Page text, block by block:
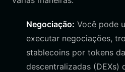
Negociação: Você pode
executar negociações,
stablecoins por tokens
descentralizadas (DEXs)